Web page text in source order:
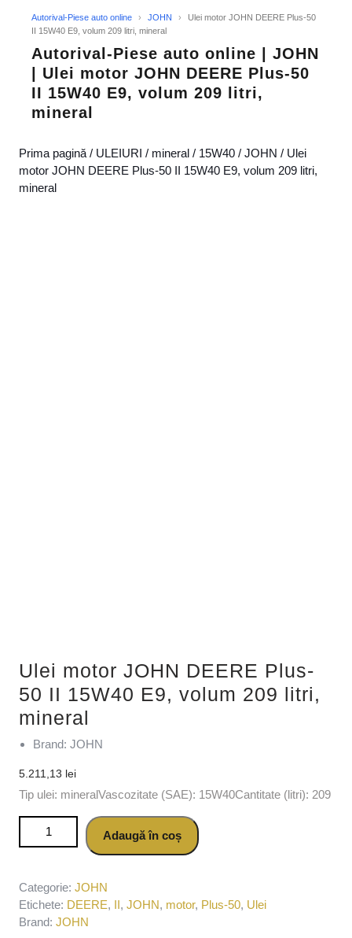
Autorival-Piese auto online › JOHN ›
Ulei motor JOHN DEERE Plus-50
II 15W40 E9, volum 209 litri, mineral
Autorival-Piese auto online | JOHN
| Ulei motor JOHN DEERE Plus-50
II 15W40 E9, volum 209 litri,
mineral
Prima pagină / ULEIURI / mineral / 15W40 / JOHN / Ulei
motor JOHN DEERE Plus-50 II 15W40 E9, volum 209 litri,
mineral
Ulei motor JOHN DEERE Plus-
50 II 15W40 E9, volum 209 litri,
mineral
Brand: JOHN
5.211,13 lei
Tip ulei: mineralVascozitate (SAE): 15W40Cantitate (litri): 209
Cantitate Ulei motor JOHN DEERE Plus-50 II 15W40 E9,
volum 209 litri, mineralAdaugă în coș
Categorie: JOHN
Etichete: DEERE, II, JOHN, motor, Plus-50, Ulei
Brand: JOHN